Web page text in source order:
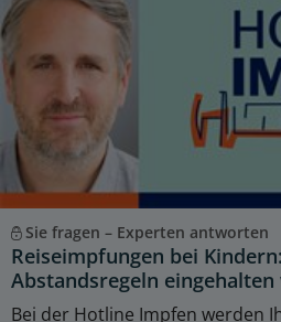
Sie fragen – Experten antworten
Reiseimpfungen bei
Abstandsregeln eingehalten
Bei der Hotline Impfen werden